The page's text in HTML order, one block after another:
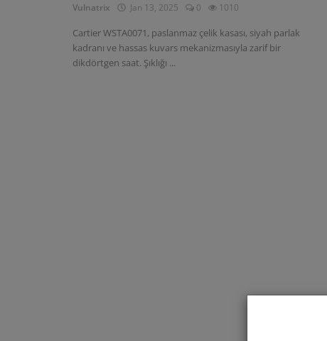
Vulnatrix Jan 13, 2025 0 1010
Cartier WSTA0071, paslanmaz çelik kasası, siyah parlak
kadranı ve hassas kuvars mekanizmasıyla zarif bir
dikdörtgen saat. Şıklığı ...